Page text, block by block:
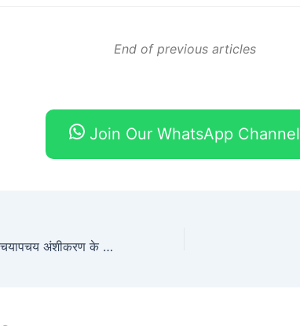
End of previous articles
Join Our WhatsApp Channel
कार्बनेट संतुलन और चयापचय अंशीकरण के मिलान से ताज़े पानी के पारिस्थितिकी तंत्र में C-DIC परिवर्तनशीलता को बढ़ावा मिलता है